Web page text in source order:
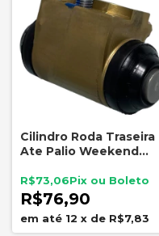
Cilindro Roda Traseira
Ate Palio Weekend
6986
R$76,90
R$73,06
12 x de R$7,83